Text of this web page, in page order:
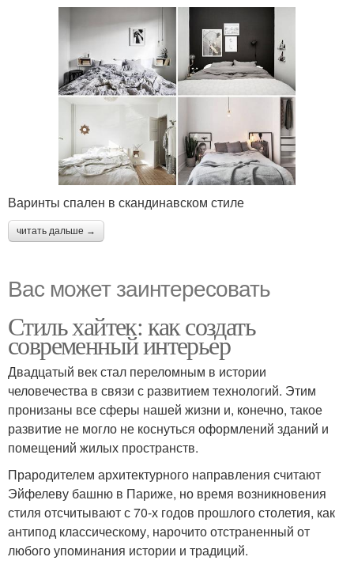
Варинты спален в скандинавском стиле
читать дальше →
Вас может заинтересовать
Стиль хайтек: как создать
современный интерьер
Двадцатый век стал переломным в истории
человечества в связи с развитием технологий. Этим
пронизаны все сферы нашей жизни и, конечно, такое
развитие не могло не коснуться оформлений зданий и
помещений жилых пространств.
Прародителем архитектурного направления считают
Эйфелеву башню в Париже, но время возникновения
стиля отсчитывают с 70-х годов прошлого столетия, как
антипод классическому, нарочито отстраненный от
любого упоминания истории и традиций.